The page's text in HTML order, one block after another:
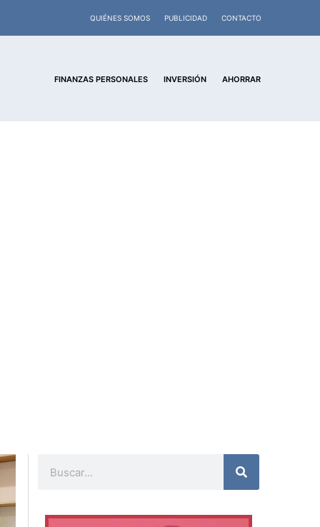
QUIÉNES SOMOS PUBLICIDAD CONTACTO
FINANZAS PERSONALES INVERSIÓN AHORRAR